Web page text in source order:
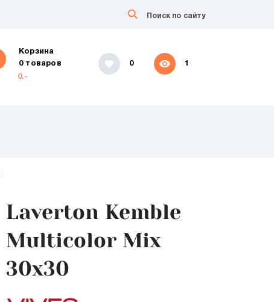
Корзина
0 товаров
0.-
0 1
Laverton Kemble
Multicolor Mix
30x30